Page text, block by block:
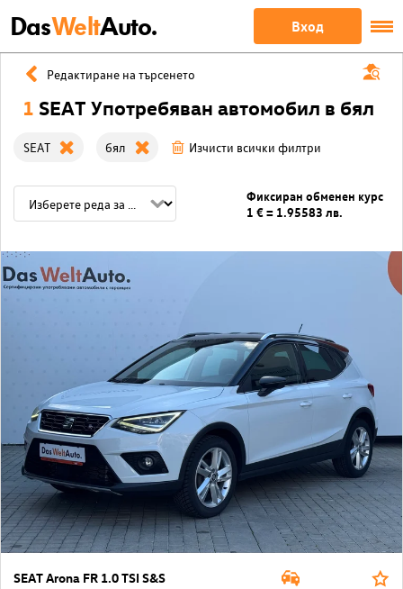
DasWeltAuto. Вход
Редактиране на търсенето
1 SEAT Употребяван автомобил в бял
SEAT бял Изчисти всички филтри
Фиксиран обменен курс
1 € = 1.95583 лв.
SEAT Arona FR 1.0 TSI S&S